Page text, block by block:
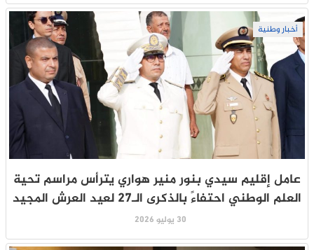
أخبار وطنية
عامل إقليم سيدي بنور منير هواري يترأس مراسم تحية
العلم الوطني احتفاءً بالذكرى الـ27 لعيد العرش المجيد
30 يوليو 2026